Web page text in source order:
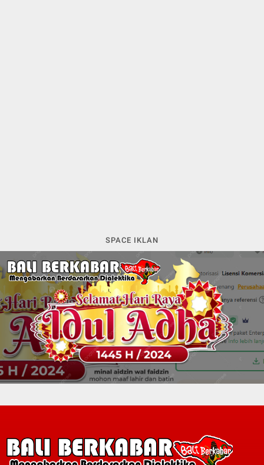
SPACE IKLAN